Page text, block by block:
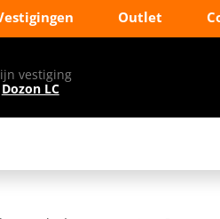
Outlet
vestiging
Dozon LC